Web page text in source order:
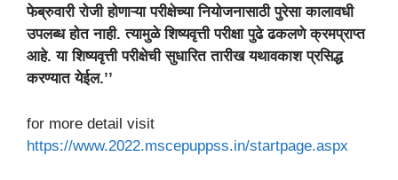
फेब्रुवारी रोजी होणाऱ्या परीक्षेच्या नियोजनासाठी पुरेसा कालावधी
उपलब्ध होत नाही. त्यामुळे शिष्यवृत्ती परीक्षा पुढे ढकलणे क्रमप्राप्त
आहे. या शिष्यवृत्ती परीक्षेची सुधारित तारीख यथावकाश प्रसिद्ध
करण्यात येईल.’’
for more detail visit
https://www.2022.mscepuppss.in/startpage.aspx